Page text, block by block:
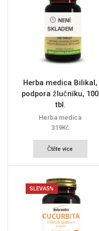
NENÍ
SKLADEM
Herba medica Bilikal,
podpora žlučníku, 100
tbl.
Herba medica
319Kč
Čtěte více
SLEVA5%